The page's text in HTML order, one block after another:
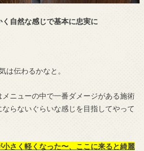
く自然な感じで基本に忠実に
は伝わるかなと。
ニューの中で一番ダメージがある施術
らないぐらいな感じを目指してやって
さく軽くなった〜、ここに来ると綺麗